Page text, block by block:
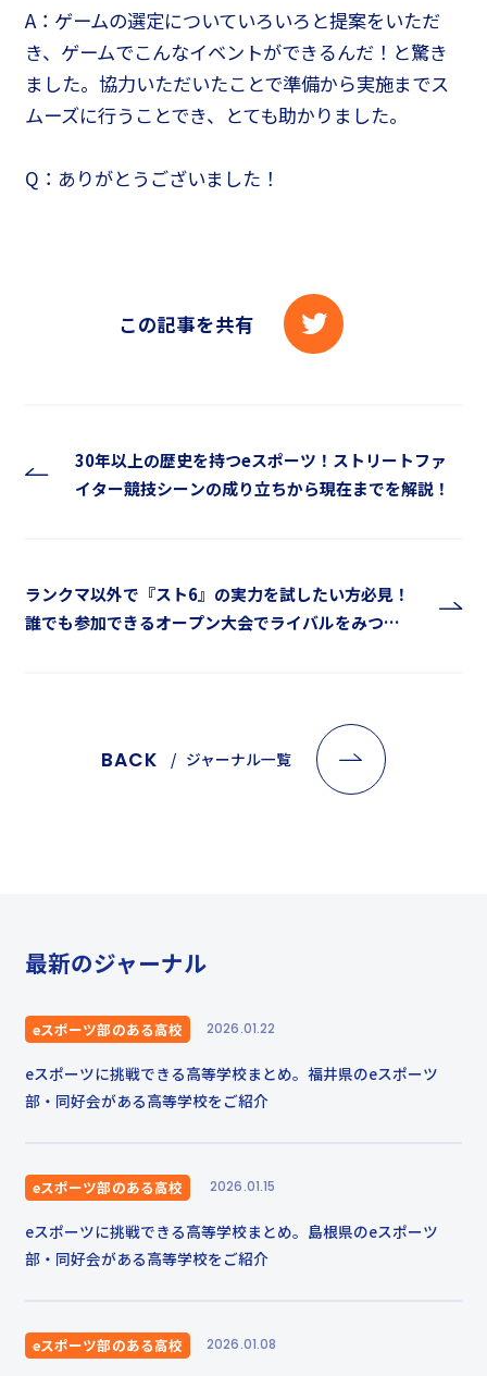
A：ゲームの選定についていろいろと提案をいただ
き、ゲームでこんなイベントができるんだ！と驚き
ました。協力いただいたことで準備から実施までス
ムーズに行うことでき、とても助かりました。
Q：ありがとうございました！
この記事を共有
最新のジャーナル
eスポーツ部のある高校 2026.01.22
eスポーツに挑戦できる高等学校まとめ。福井県のeスポーツ
部・同好会がある高等学校をご紹介
eスポーツ部のある高校 2026.01.15
eスポーツに挑戦できる高等学校まとめ。島根県のeスポーツ
部・同好会がある高等学校をご紹介
eスポーツ部のある高校 2026.01.08
30年以上の歴史を持つeスポーツ！ストリートファ
イター競技シーンの成り立ちから現在までを解説！
ランクマ以外で『スト6』の実力を試したい方必見！
誰でも参加できるオープン大会でライバルをみつけ
BACK ジャーナル一覧